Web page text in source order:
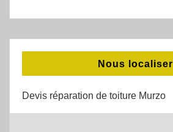
Nous localiser
Devis réparation de toiture Murzo